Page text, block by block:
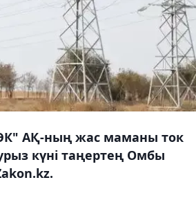
АҚ-ның жас маманы ток
күні таңертең Омбы